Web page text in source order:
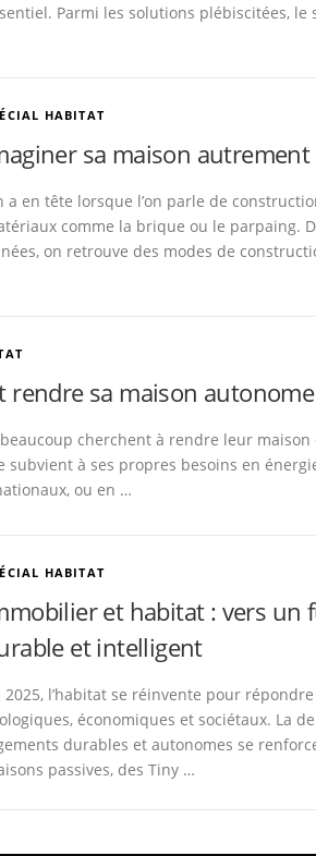
Parmi les solutions plébiscitées, le
HABITAT
sa maison autrement
a en tête lorsque l’on parle de
comme la brique ou le parpaing.
on retrouve des modes de
rendre sa maison autonome
cherchent à rendre leur maison
subvient à ses propres besoins en
ou en …
HABITAT
et habitat : vers un
et intelligent
2025, l’habitat se réinvente pour
économiques et sociétaux. La
durables et autonomes se
passives, des Tiny …